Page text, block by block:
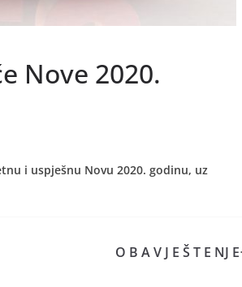
Nove 2020.
i uspješnu Novu 2020. godinu, uz
O B A V J E Š T E NJ E